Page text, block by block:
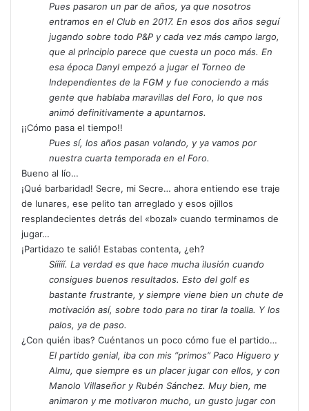
Pues pasaron un par de años, ya que nosotros
entramos en el Club en 2017. En esos dos años seguí
jugando sobre todo P&P y cada vez más campo largo,
que al principio parece que cuesta un poco más. En
esa época Danyl empezó a jugar el Torneo de
Independientes de la FGM y fue conociendo a más
gente que hablaba maravillas del Foro, lo que nos
animó definitivamente a apuntarnos.
¡¡Cómo pasa el tiempo!!
Pues sí, los años pasan volando, y ya vamos por
nuestra cuarta temporada en el Foro.
Bueno al lío…
¡Qué barbaridad! Secre, mi Secre… ahora entiendo ese traje
de lunares, ese pelito tan arreglado y esos ojillos
resplandecientes detrás del «bozal» cuando terminamos de
jugar…
¡Partidazo te salió! Estabas contenta, ¿eh?
Sííííí. La verdad es que hace mucha ilusión cuando
consigues buenos resultados. Esto del golf es
bastante frustrante, y siempre viene bien un chute de
motivación así, sobre todo para no tirar la toalla. Y los
palos, ya de paso.
¿Con quién ibas? Cuéntanos un poco cómo fue el partido…
El partido genial, iba con mis “primos” Paco Higuero y
Almu, que siempre es un placer jugar con ellos, y con
Manolo Villaseñor y Rubén Sánchez. Muy bien, me
animaron y me motivaron mucho, un gusto jugar con